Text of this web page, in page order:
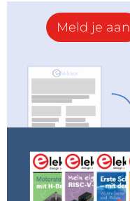
Meld je aan